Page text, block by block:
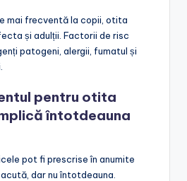
mai frecventă la copii, otita
și adulții. Factorii de risc
patogeni, alergii, fumatul și
pentru otita
întotdeauna
pot fi prescrise în anumite
dar nu întotdeauna.